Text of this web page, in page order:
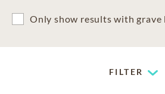
Only show results with grave
FILTER